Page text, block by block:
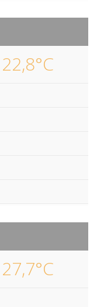
22,8°C
27,7°C